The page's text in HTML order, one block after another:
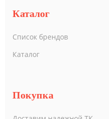
Каталог
Список брендов
Каталог
Покупка